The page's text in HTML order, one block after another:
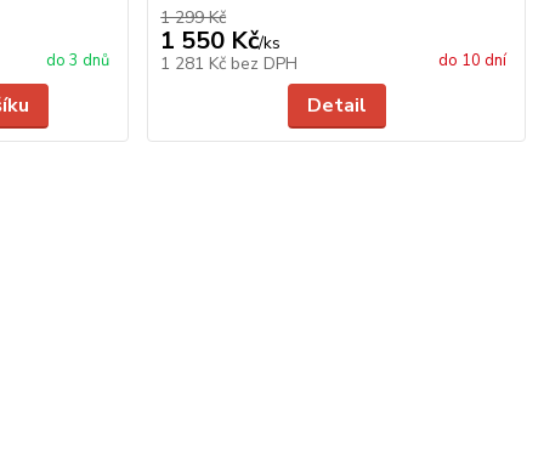
do 3 dnů
1 299 Kč
1 550 Kč/ks
1 281 Kč bez DPH do 10 dní
Detail